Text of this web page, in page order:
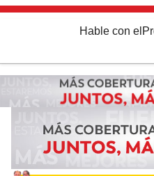
Hable con el